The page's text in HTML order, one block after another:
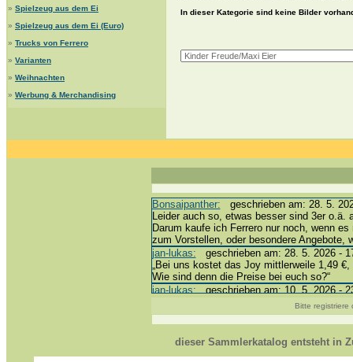
» Spielzeug aus dem Ei
» Spielzeug aus dem Ei (Euro)
» Trucks von Ferrero
» Varianten
» Weihnachten
» Werbung & Merchandising
In dieser Kategorie sind keine Bilder
Bonsaipanther: geschrieben am: 28. 5.
Leider auch so, etwas besser sind 3er o.ä.
Darum kaufe ich Ferrero nur noch, wenn
zum Vorstellen, oder besondere Angebote,
jan-lukas: geschrieben am: 28. 5. 2026 -
„Bei uns kostet das Joy mittlerweile 1,49
Wie sind denn die Preise bei euch so?“
jan-lukas:geschrieben am: 10. 5. 2026 -
Bonsaipanther:geschrieben am: 10. 5.
@ Harald
https://www.ue-ei-portal-
Dein Enkel sollte zur Strafe die nächsten
Bitte registriere
dieser Sammlerkatalog entsteht in